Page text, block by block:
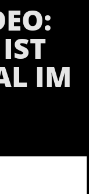
IM